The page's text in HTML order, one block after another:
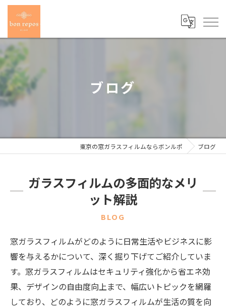
ブログ
東京の窓ガラスフィルムならボンルポ ブログ
ガラスフィルムの多面的なメリ
ット解説
BLOG
窓ガラスフィルムがどのように日常生活やビジネスに影
響を与えるかについて、深く掘り下げてご紹介していま
す。窓ガラスフィルムはセキュリティ強化から省エネ効
果、デザインの自由度向上まで、幅広いトピックを網羅
しており、どのように窓ガラスフィルムが生活の質を向